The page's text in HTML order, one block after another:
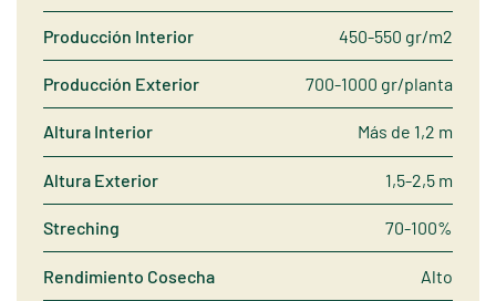
Producción Interior 450-550 gr/m2
Producción Exterior 700-1000 gr/planta
Altura Interior Más de 1,2 m
Altura Exterior 1,5-2,5 m
Streching 70-100%
Rendimiento Cosecha Alto